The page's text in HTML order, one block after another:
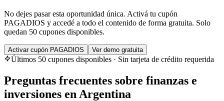
No dejes pasar esta oportunidad única. Activá tu cupón
PAGADIOS y accedé a todo el contenido de forma gratuita. Solo
quedan 50 cupones disponibles.
Activar cupón PAGADIOS Ver demo gratuita
Últimos 50 cupones disponibles · Sin tarjeta de crédito requerida
Preguntas frecuentes sobre finanzas e
inversiones en Argentina